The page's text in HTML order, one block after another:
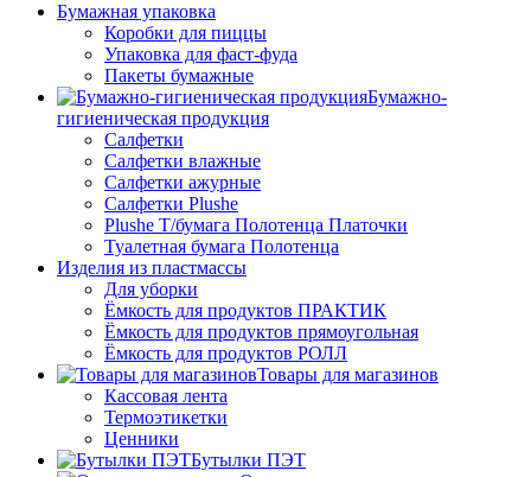
Бумажная упаковка
Коробки для пиццы
Упаковка для фаст-фуда
Пакеты бумажные
Бумажно-
гигиеническая продукция
Салфетки
Салфетки влажные
Салфетки ажурные
Салфетки Plushe
Plushe Т/бумага Полотенца Платочки
Туалетная бумага Полотенца
Изделия из пластмассы
Для уборки
Ёмкость для продуктов ПРАКТИК
Ёмкость для продуктов прямоугольная
Ёмкость для продуктов РОЛЛ
Товары для магазинов
Кассовая лента
Термоэтикетки
Ценники
Бутылки ПЭТ